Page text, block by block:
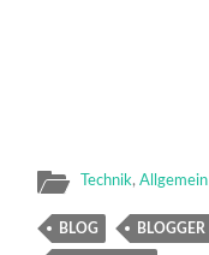
Technik,Allgemein
BLOG BLOGGER